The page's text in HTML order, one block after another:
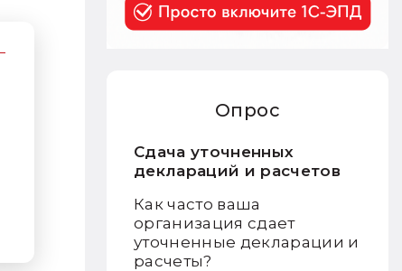
Опрос
Сдача уточненных
деклараций и расчетов
Как часто ваша
организация сдает
уточненные декларации и
расчеты?